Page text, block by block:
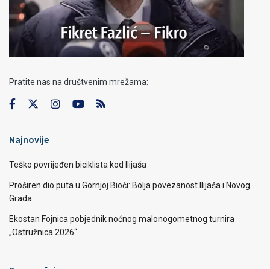
Pratite nas na društvenim mrežama:
Najnovije
Teško povrijeđen biciklista kod Ilijaša
Proširen dio puta u Gornjoj Bioči: Bolja povezanost Ilijaša i Novog
Grada
Ekostan Fojnica pobjednik noćnog malonogometnog turnira
„Ostružnica 2026“